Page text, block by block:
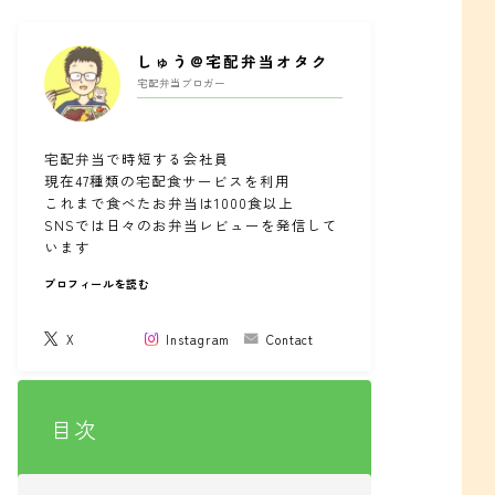
しゅう@宅配弁当オタク
宅配弁当ブロガー
宅配弁当で時短する会社員
現在47種類の宅配食サービスを利用
これまで食べたお弁当は1000食以上
SNSでは日々のお弁当レビューを発信して
います
プロフィールを読む
X Instagram Contact
目次